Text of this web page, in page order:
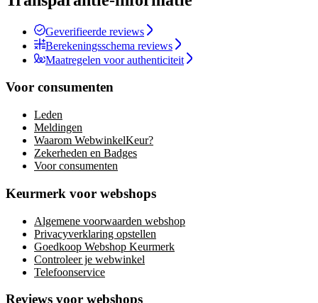
Geverifieerde reviews
Berekeningsschema reviews
Maatregelen voor authenticiteit
Voor consumenten
Leden
Meldingen
Waarom WebwinkelKeur?
Zekerheden en Badges
Voor consumenten
Keurmerk voor webshops
Algemene voorwaarden webshop
Privacyverklaring opstellen
Goedkoop Webshop Keurmerk
Controleer je webwinkel
Telefoonservice
Reviews voor webshops